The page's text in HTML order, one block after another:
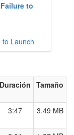
to
to Launch
Duración Tamaño
3:47 3.49 MB